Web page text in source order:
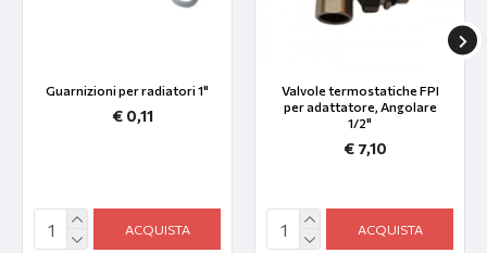
Guarnizioni per radiatori 1"
€ 0,11
ACQUISTA
Valvole termostatiche FPI
per adattatore, Angolare
1/2"
€ 7,10
ACQUISTA